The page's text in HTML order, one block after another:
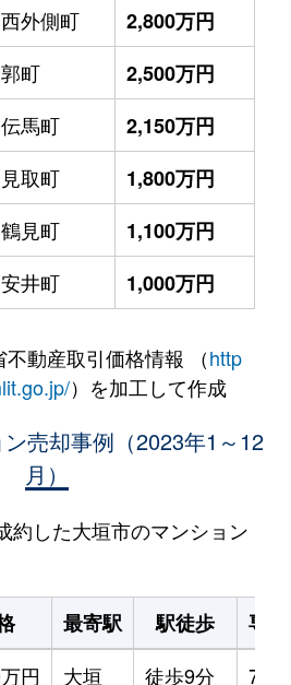
西外側町
2,800万円
郭町
2,500万円
伝馬町
2,150万円
見取町
1,800万円
鶴見町
1,100万円
安井町 1,000万円
動産取引価格情報 （http
）を加工して作成
売却事例（2023年1～12
月）
約した大垣市のマンション
最寄駅 駅徒歩
専
円 大垣 徒歩9分